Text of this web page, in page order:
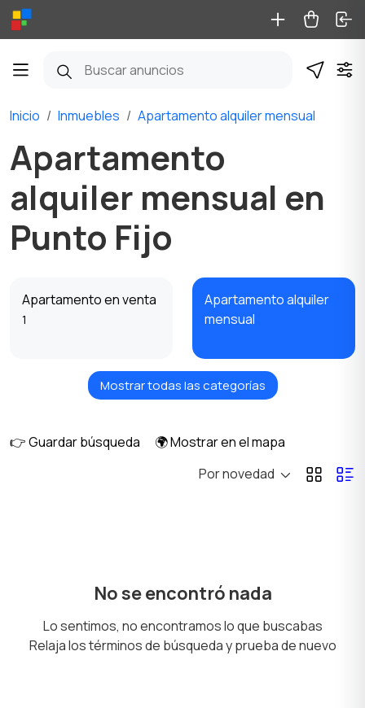
Inicio Inmuebles Apartamento alquiler mensual
Apartamento
alquiler mensual en
Punto Fijo
Apartamento en venta
1
Apartamento alquiler
mensual
Apartamento alquiler
Casa en venta
Casa alquiler diario
Mostrar todas las categorías
👉 Guardar búsqueda
🌍 Mostrar en el mapa
Por novedad
No se encontró nada
Lo sentimos, no encontramos lo que buscabas
Relaja los términos de búsqueda y prueba de nuevo